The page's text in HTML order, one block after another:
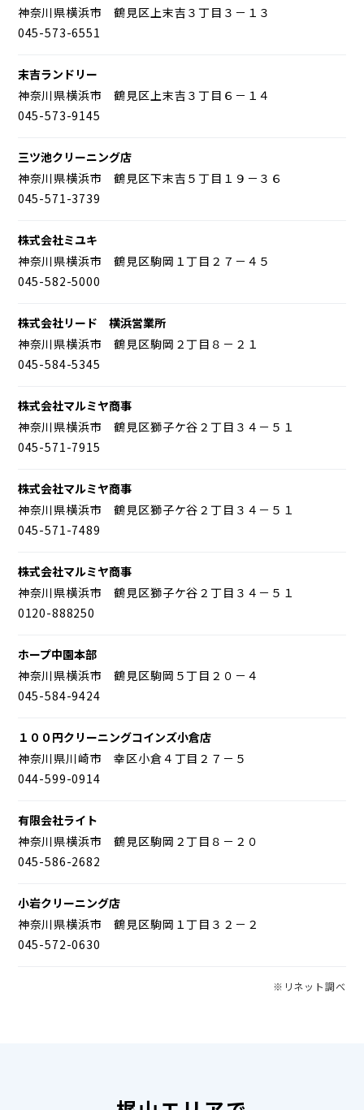
神奈川県横浜市 鶴見区上末吉３丁目３－１３
045-573-6551
末吉ランドリー
神奈川県横浜市 鶴見区上末吉３丁目６－１４
045-573-9145
三ツ池クリーニング店
神奈川県横浜市 鶴見区下末吉５丁目１９－３６
045-571-3739
株式会社ミユキ
神奈川県横浜市 鶴見区駒岡１丁目２７－４５
045-582-5000
株式会社リード 横浜営業所
神奈川県横浜市 鶴見区駒岡２丁目８－２１
045-584-5345
株式会社マルミヤ商事
神奈川県横浜市 鶴見区獅子ケ谷２丁目３４－５１
045-571-7915
株式会社マルミヤ商事
神奈川県横浜市 鶴見区獅子ケ谷２丁目３４－５１
045-571-7489
株式会社マルミヤ商事
神奈川県横浜市 鶴見区獅子ケ谷２丁目３４－５１
0120-888250
ホープ中園本部
神奈川県横浜市 鶴見区駒岡５丁目２０－４
045-584-9424
１００円クリーニングコインズ小倉店
神奈川県川崎市 幸区小倉４丁目２７－５
044-599-0914
有限会社ライト
神奈川県横浜市 鶴見区駒岡２丁目８－２０
045-586-2682
小岩クリーニング店
神奈川県横浜市 鶴見区駒岡１丁目３２－２
045-572-0630
※リネット調べ